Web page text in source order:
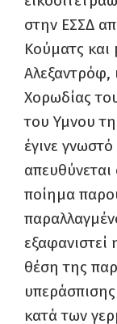
στην ΕΣΣΔ
Κούματς και
Αλεξαντρόφ,
Χορωδίας
του Υμνου
έγινε
απευθύνεται
ποίημα
θέση της
κατά των